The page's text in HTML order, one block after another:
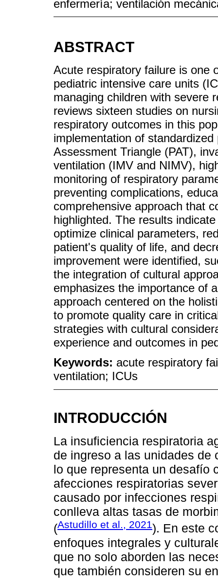
enfermería; ventilación
ABSTRACT
Acute respiratory failure is one
pediatric intensive care units
managing children with severe
reviews sixteen studies on
respiratory outcomes in this
implementation of
Assessment Triangle (PAT),
ventilation (IMV and NIMV),
monitoring of respiratory
preventing complications,
comprehensive approach that
highlighted. The results
optimize clinical parameters,
patient's quality of life, and
improvement were identified,
the integration of cultural
emphasizes the importance of
approach centered on the
to promote quality care in
strategies with cultural
experience and outcomes in
Keywords: acute respiratory
ventilation; ICUs
INTRODUCCIÓN
La insuficiencia respiratoria
de ingreso a las unidades de
lo que representa un desafío
afecciones respiratorias
causado por infecciones
conlleva altas tasas de
(Astudillo et al., 2021). En este
enfoques integrales y
que no solo aborden las
que también consideren su